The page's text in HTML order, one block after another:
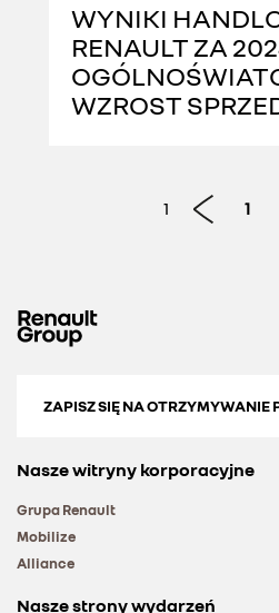
WYNIKI
RENAULT ZA
WZROST
EFEKTYWNYM
1 1
ZAPISZ SIĘ NA OTRZYMYWANIE
Nasze witryny korporacyjne
Grupa Renault
Mobilize
Alliance
Nasze strony wydarzeń